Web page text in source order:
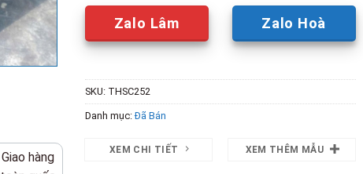
Giao hàng
Zalo Lâm Zalo Hoà
SKU: THSC252
Danh mục:Đã Bán
XEM CHI TIẾT XEM THÊM MẪU